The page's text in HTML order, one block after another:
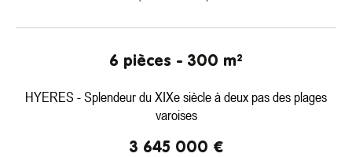
6 pièces - 300 m²
HYERES - Splendeur du XIXe siècle à deux pas des plages
varoises
3 645 000 €